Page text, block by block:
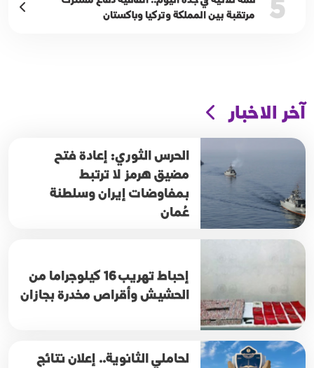
5
مرتقبة بين المملكة وتركيا وباكستان
آخر الاخبار
الحرس الثوري: إعادة فتح
مضيق هرمز لا ترتبط
بمفاوضات إيران وسلطنة
عُمان
إحباط تهريب 16 كيلوجراما من
الحشيش وأقراص مخدرة بجازان
لحاملي الثانوية.. إعلان نتائج